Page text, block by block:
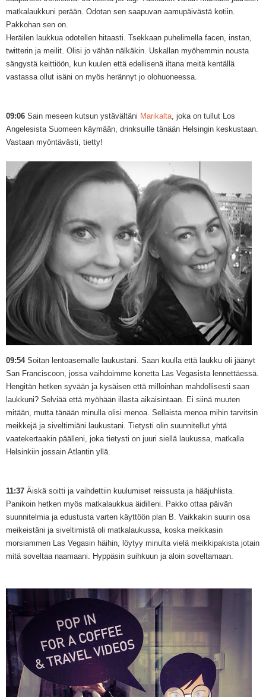
matkalaukkuni perään. Odotan sen saapuvan aamupäivästä kotiin.
Pakkohan sen on.
Heräilen laukkua odotellen hitaasti. Tsekkaan puhelimella facen, instan,
twitterin ja meilit. Olisi jo vähän nälkäkin. Uskallan myöhemmin nousta
sängystä keittiöön, kun kuulen että edellisenä iltana meitä kentällä
vastassa ollut isäni on myös herännyt jo olohuoneessa.
09:06 Sain meseen kutsun ystävältäni Marikalta , joka on tullut Los
Angelesista Suomeen käymään, drinksuille tänään Helsingin keskustaan.
Vastaan myöntävästi, tietty!
09:54Soitan lentoasemalle laukustani. Saan kuulla että laukku oli jäänyt
San Franciscoon, jossa vaihdoimme konetta Las Vegasista lennettäessä.
Hengitän hetken syvään ja kysäisen että milloinhan mahdollisesti saan
laukkuni? Selviää että myöhään illasta aikaisintaan. Ei siinä muuten
mitään, mutta tänään minulla olisi menoa. Sellaista menoa mihin tarvitsin
meikkejä ja siveltimiäni laukustani. Tietysti olin suunnitellut yhtä
vaatekertaakin päälleni, joka tietysti on juuri siellä laukussa, matkalla
Helsinkiin jossain Atlantin yllä.
11:37 Äiskä soitti ja vaihdettiin kuulumiset reissusta ja hääjuhlista.
Panikoin hetken myös matkalaukkua äidilleni. Pakko ottaa päivän
suunnitelmia ja edustusta varten käyttöön plan B. Vaikkakin suurin osa
meikeistäni ja siveltimistä oli matkalaukussa, koska meikkasin
morsiammen Las Vegasin häihin, löytyy minulta vielä meikkipakista jotain
mitä soveltaa naamaani. Hyppäsin suihkuun ja aloin soveltamaan.